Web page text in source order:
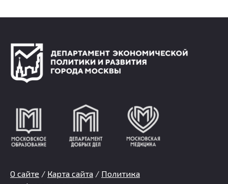
О сайте / Карта сайта / Политика